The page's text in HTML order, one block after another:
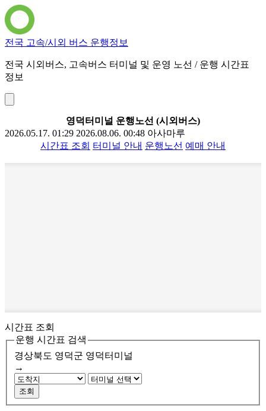
전국 고속/시외 버스 운행정보
전국 시외버스, 고속버스 터미널 및 운영 노선 / 운행 시간표
정보
영덕터미널 운행노선 (시외버스)
2026.05.17. 01:29 2026.08.06. 00:48 아사마루
시간표 조회 터미널 안내 운행노선 예매 안내
시간표 조회
운행 시간표 검색
경상북도 영덕군 영덕터미널
→
조회